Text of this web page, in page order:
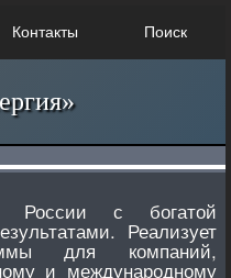
Контакты Поиск
России с богатой
Реализует
для компаний,
и международному